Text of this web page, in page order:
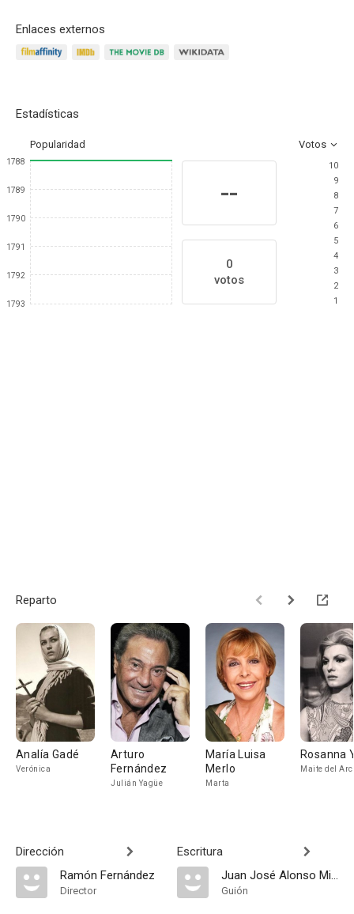
Enlaces externos
Estadísticas
Popularidad Votos
1788
1789
1790
1791
1792
1793
--
0
votos
10
9
8
7
6
5
4
3
2
1
Reparto
Analía Gadé
Verónica
Arturo
Fernández
Julián Yagüe
María Luisa
Merlo
Marta
Rosanna
Maite del
Dirección
Ramón Fernández
Director
Escritura
Juan José Alonso Millán
Guión